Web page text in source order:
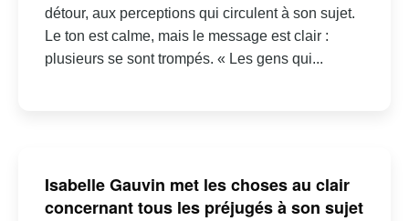
détour, aux perceptions qui circulent à son sujet.
Le ton est calme, mais le message est clair :
plusieurs se sont trompés. « Les gens qui...
Isabelle Gauvin met les choses au clair
concernant tous les préjugés à son sujet